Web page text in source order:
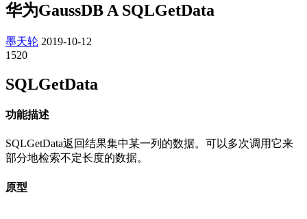
华为GaussDB A SQLGetData
墨天轮 2019-10-12
1520
SQLGetData
功能描述
SQLGetData返回结果集中某一列的数据。可以多次调用它来
部分地检索不定长度的数据。
原型